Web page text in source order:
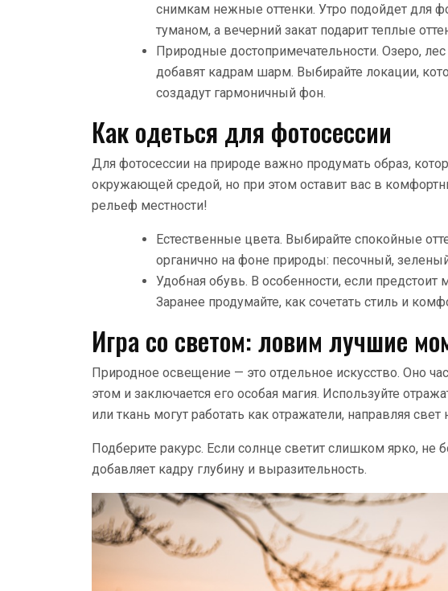
снимкам нежные оттенки. Утро подойдет для
туманом, а вечерний закат подарит теплые
Природные достопримечательности. Озеро,
добавят кадрам шарм. Выбирайте локации,
создадут гармоничный фон.
Как одеться для фотосессии
Для фотосессии на природе важно продумать образ,
окружающей средой, но при этом оставит вас в
рельеф местности!
Естественные цвета. Выбирайте спокойные
органично на фоне природы: песочный,
Удобная обувь. В особенности, если предстоит
Заранее продумайте, как сочетать стиль и
Игра со светом: ловим лучшие
Природное освещение — это отдельное искусство. Оно
этом и заключается его особая магия. Используйте
или ткань могут работать как отражатели, направляя свет
Подберите ракурс. Если солнце светит слишком ярко, не
добавляет кадру глубину и выразительность.